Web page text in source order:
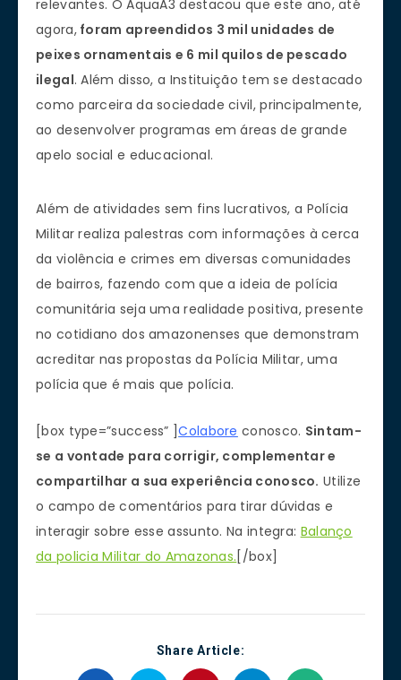
relevantes. O AquaA3 destacou que este ano, até
agora,foram apreendidos 3 mil unidades de
peixes ornamentais e 6 mil quilos de pescado
ilegal. Além disso, a Instituição tem se destacado
como parceira da sociedade civil, principalmente,
ao desenvolver programas em áreas de grande
apelo social e educacional.
Além de atividades sem fins lucrativos, a Polícia
Militar realiza palestras com informações à cerca
da violência e crimes em diversas comunidades
de bairros, fazendo com que a ideia de polícia
comunitária seja uma realidade positiva, presente
no cotidiano dos amazonenses que demonstram
acreditar nas propostas da Polícia Militar, uma
polícia que é mais que polícia.
[box type=”success” ]Colabore conosco. Sintam-
se a vontade para corrigir, complementar e
compartilhar a sua experiência conosco. Utilize
o campo de comentários para tirar dúvidas e
interagir sobre esse assunto. Na integra: Balanço
da policia Militar do Amazonas. [/box]
Share Article: